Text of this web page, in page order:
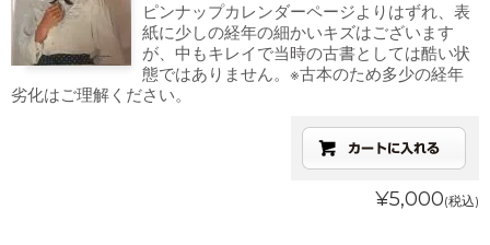
ピンナップカレンダーページよりはずれ、表
紙に少しの経年の細かいキズはございます
が、中もキレイで当時の古書としては酷い状
態ではありません。※古本のため多少の経年
劣化はご理解ください。
¥5,000(税込)